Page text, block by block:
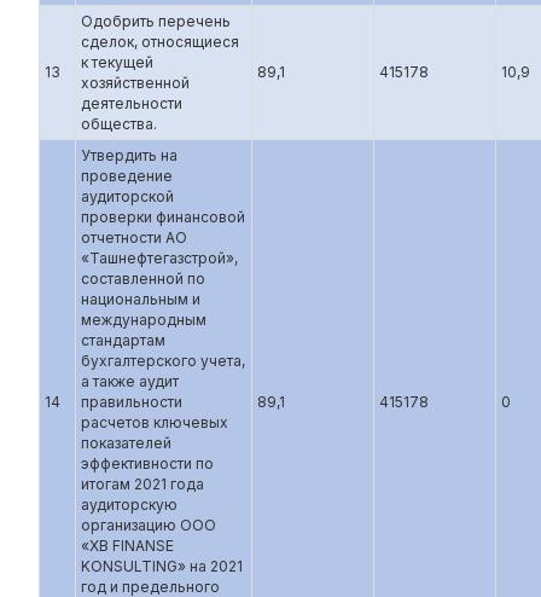
13
Одобрить перечень
сделок, относящиеся
к текущей
хозяйственной
деятельности
общества.
89,1 415178 10,9
14
Утвердить на
проведение
аудиторской
проверки финансовой
отчетности АО
«Ташнефтегазстрой»,
составленной по
национальным и
международным
стандартам
бухгалтерского учета,
а также аудит
правильности
расчетов ключевых
показателей
эффективности по
итогам 2021 года
аудиторскую
организацию ООО
«XB FINANSE
KONSULTING» на 2021
год и предельного
89,1 415178 0